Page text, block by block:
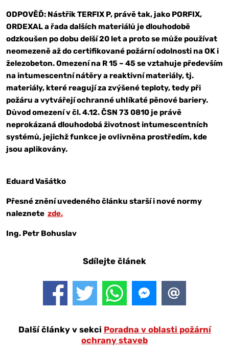
ODPOVĚĎ: Nástřik TERFIX P, právě tak, jako PORFIX,
ORDEXAL a řada dalších materiálů je dlouhodobě
odzkoušen po dobu delší 20 let a proto se může používat
neomezeně až do certifikované požární odolnosti na OK i
železobeton. Omezení na R 15 – 45 se vztahuje především
na intumescentní nátěry a reaktivní materiály, tj.
materiály, které reagují za zvýšené teploty, tedy při
požáru a vytvářejí ochranné uhlíkaté pěnové bariery.
Důvod omezení v čl. 4.12. ČSN 73 0810 je právě
neprokázaná dlouhodobá životnost intumescentních
systémů, jejichž funkce je ovlivněna prostředím, kde
jsou aplikovány.
Eduard Vašátko
Přesné znění uvedeného článku starší i nové normy
naleznete zde.
Ing. Petr Bohuslav
Sdílejte článek
Další články v sekci Poradna v oblasti požární
ochrany staveb